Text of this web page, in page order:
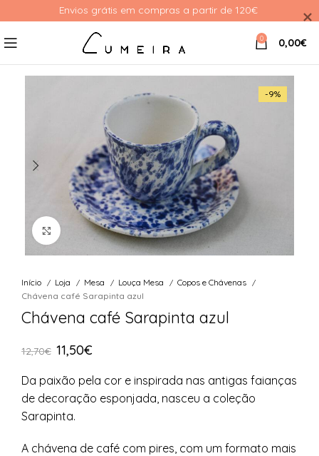
0 0,00€
-9%
Ver Imagem
Início Loja Mesa Louça Mesa
Copos e Chávenas
Chávena café Sarapinta azul
Chávena café Sarapinta azul
12,70€ 11,50€
Da paixão pela cor e inspirada nas antigas faianças
de decoração esponjada, nasceu a coleção
Sarapinta.
A chávena de café com pires, com um formato mais
Envios grátis em compras a partir de 120€